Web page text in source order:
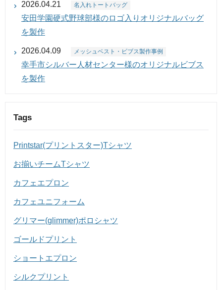
2026.04.21 名入れトートバッグ
安田学園硬式野球部様のロゴ入りオリジナルバッグ
を製作
2026.04.09 メッシュベスト・ビブス製作事例
幸手市シルバー人材センター様のオリジナルビブス
を製作
Tags
Printstar(プリントスター)Tシャツ
お揃いチームTシャツ
カフェエプロン
カフェユニフォーム
グリマー(glimmer)ポロシャツ
ゴールドプリント
ショートエプロン
シルクプリント